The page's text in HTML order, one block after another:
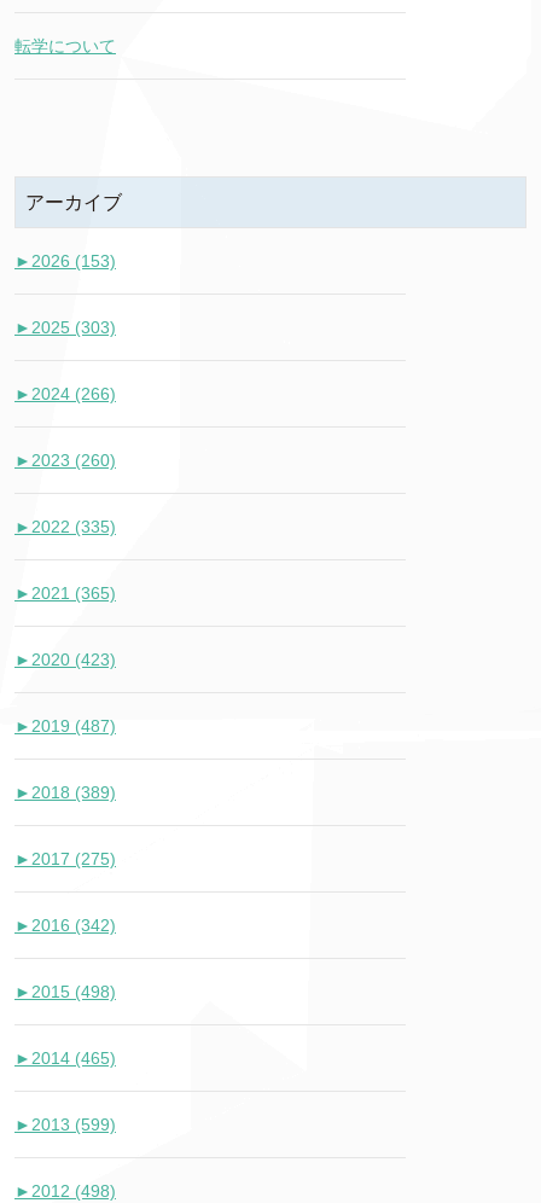
転学について
アーカイブ
► 2026 (153)
► 2025 (303)
► 2024 (266)
► 2023 (260)
► 2022 (335)
► 2021 (365)
► 2020 (423)
► 2019 (487)
► 2018 (389)
► 2017 (275)
► 2016 (342)
► 2015 (498)
► 2014 (465)
► 2013 (599)
► 2012 (498)